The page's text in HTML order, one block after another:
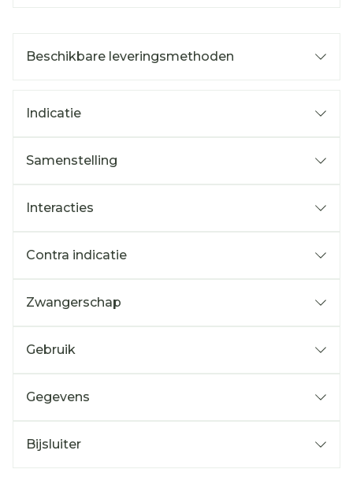
Beschikbare leveringsmethoden
Indicatie
Samenstelling
Interacties
Contra indicatie
Zwangerschap
Gebruik
Gegevens
Bijsluiter